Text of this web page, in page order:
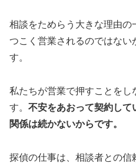
相談をためらう大きな理由の
つこく営業されるのではない
す。
私たちが営業で押すことをし
す。 不安をあおって契約して
関係は続かないからです。
探偵の仕事は、相談者との信